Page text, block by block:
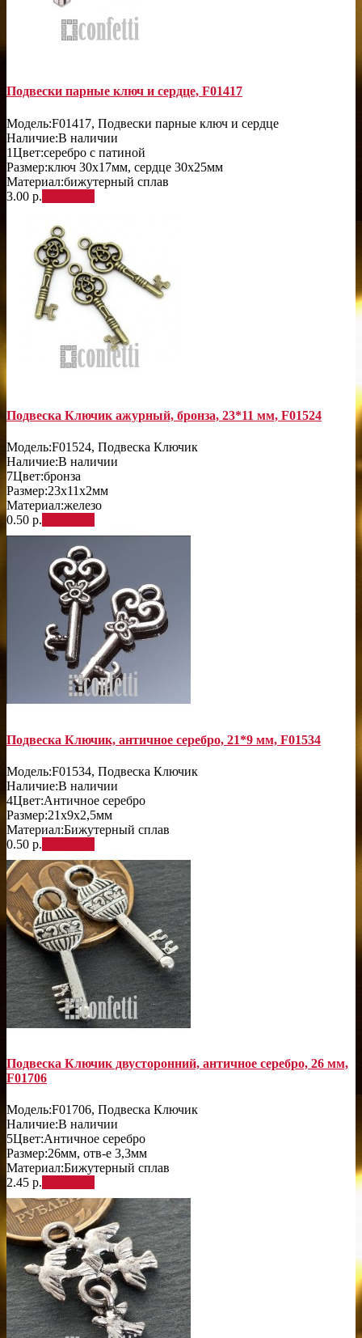
Подвески парные ключ и сердце, F01417
Модель:F01417, Подвески парные ключ и сердце
Наличие:В наличии
1Цвет:серебро с патиной
Размер:ключ 30х17мм, сердце 30х25мм
Материал:бижутерный сплав
3.00 р.
Подвеска Ключик ажурный, бронза, 23*11 мм, F01524
Модель:F01524, Подвеска Ключик
Наличие:В наличии
7Цвет:бронза
Размер:23х11х2мм
Материал:железо
0.50 р.
Подвеска Ключик, античное серебро, 21*9 мм, F01534
Модель:F01534, Подвеска Ключик
Наличие:В наличии
4Цвет:Античное серебро
Размер:21х9х2,5мм
Материал:Бижутерный сплав
0.50 р.
Подвеска Ключик двусторонний, античное серебро, 26 мм,
F01706
Модель:F01706, Подвеска Ключик
Наличие:В наличии
5Цвет:Античное серебро
Размер:26мм, отв-е 3,3мм
Материал:Бижутерный сплав
2.45 р.